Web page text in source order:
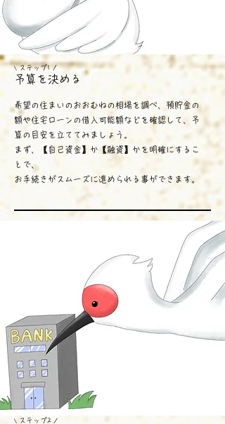
\ ステップ1 /
予算を決める
希望の住まいのおおむねの相場を調べ、預貯金の
額や住宅ローンの借入可能額などを確認して、予
算の目安を立ててみましょう。
まず、【自己資金】か【融資】かを明確にするこ
とで、
お手続きがスムーズに進められる事ができます。
\ ステップ2 ​ /